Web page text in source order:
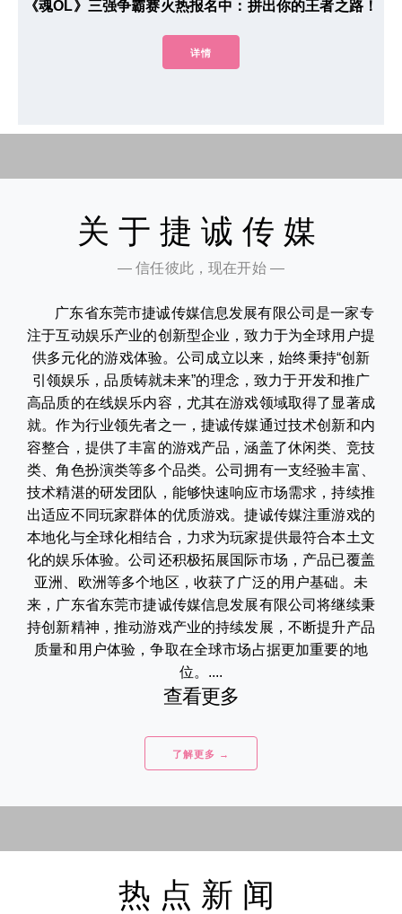
《魂OL》三强争霸赛火热报名中：拼出你的王者之路！
详情
关于捷诚传媒
— 信任彼此，现在开始 —
广东省东莞市捷诚传媒信息发展有限公司是一家专
注于互动娱乐产业的创新型企业，致力于为全球用户提
供多元化的游戏体验。公司成立以来，始终秉持“创新
引领娱乐，品质铸就未来”的理念，致力于开发和推广
高品质的在线娱乐内容，尤其在游戏领域取得了显著成
就。作为行业领先者之一，捷诚传媒通过技术创新和内
容整合，提供了丰富的游戏产品，涵盖了休闲类、竞技
类、角色扮演类等多个品类。公司拥有一支经验丰富、
技术精湛的研发团队，能够快速响应市场需求，持续推
出适应不同玩家群体的优质游戏。捷诚传媒注重游戏的
本地化与全球化相结合，力求为玩家提供最符合本土文
化的娱乐体验。公司还积极拓展国际市场，产品已覆盖
亚洲、欧洲等多个地区，收获了广泛的用户基础。未
来，广东省东莞市捷诚传媒信息发展有限公司将继续秉
持创新精神，推动游戏产业的持续发展，不断提升产品
质量和用户体验，争取在全球市场占据更加重要的地
位。....
查看更多
了解更多 →
热点新闻